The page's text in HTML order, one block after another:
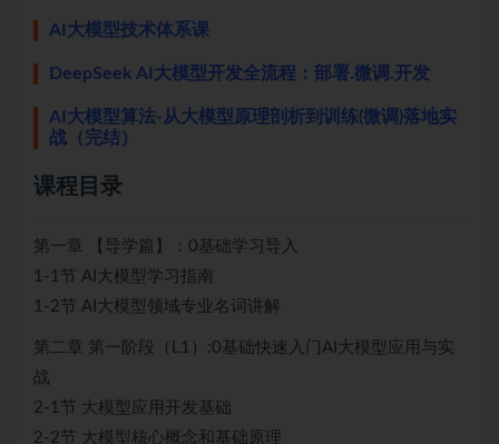
AI大模型技术体系课
DeepSeek AI大模型开发全流程：部署.微调.开发
AI大模型算法-从大模型原理剖析到训练(微调)落地实
战（完结）
课程目录
第一章 【导学篇】：0基础学习导入
1-1节 AI大模型学习指南
1-2节 AI大模型领域专业名词讲解
第二章 第一阶段（L1）:0基础快速入门AI大模型应用与实
战
2-1节 大模型应用开发基础
2-2节 大模型核心概念和基础原理